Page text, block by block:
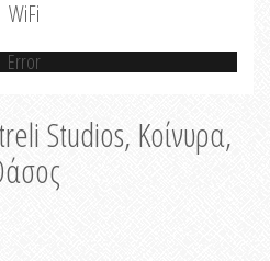
WiFi
Error
Studios, Κοίνυρα,